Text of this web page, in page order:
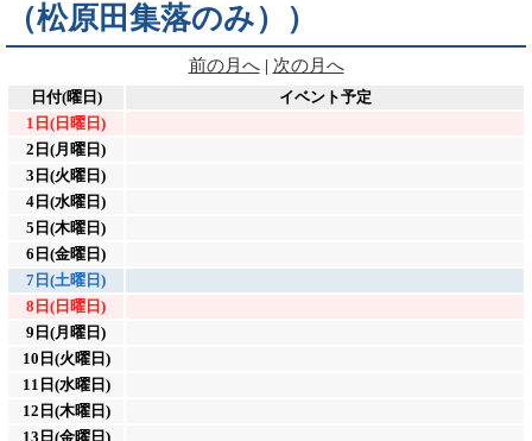
（松原田集落のみ））
前の月へ| 次の月へ
日付(曜日)
イベント予定
1日(日曜日)
2日(月曜日)
3日(火曜日)
4日(水曜日)
5日(木曜日)
6日(金曜日)
7日(土曜日)
8日(日曜日)
9日(月曜日)
10日(火曜日)
11日(水曜日)
12日(木曜日)
13日(金曜日)